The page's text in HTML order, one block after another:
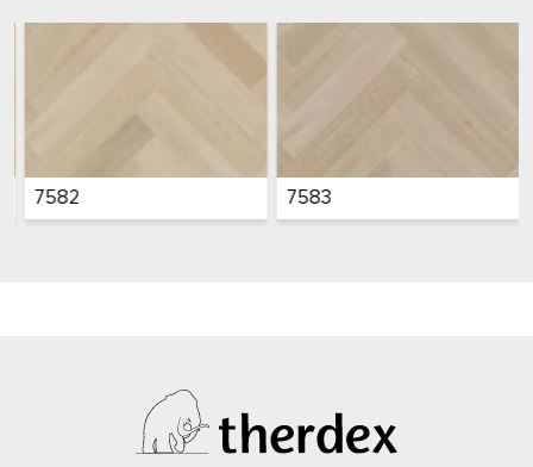
7582 7583